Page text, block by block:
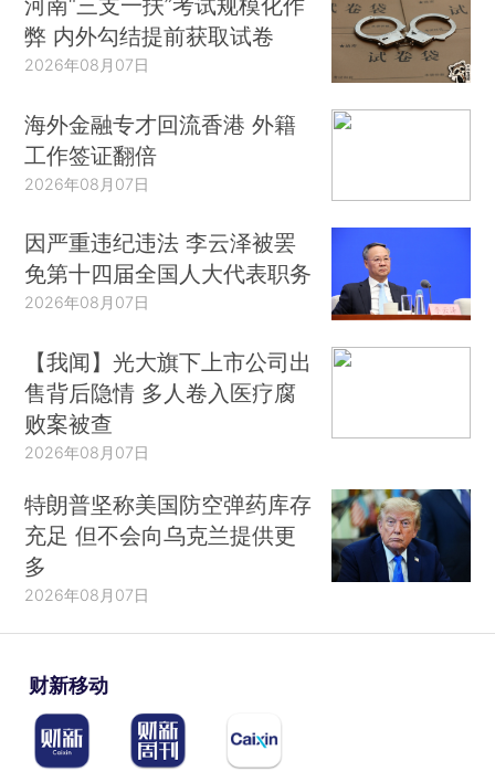
弊 内外勾结提前获取试卷
2026年08月07日
海外金融专才回流香港 外籍
工作签证翻倍
2026年08月07日
因严重违纪违法 李云泽被罢
免第十四届全国人大代表职务
2026年08月07日
【我闻】光大旗下上市公司出
售背后隐情 多人卷入医疗腐
败案被查
2026年08月07日
特朗普坚称美国防空弹药库存
充足 但不会向乌克兰提供更
多
2026年08月07日
财新移动